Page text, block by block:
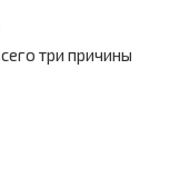
три причины